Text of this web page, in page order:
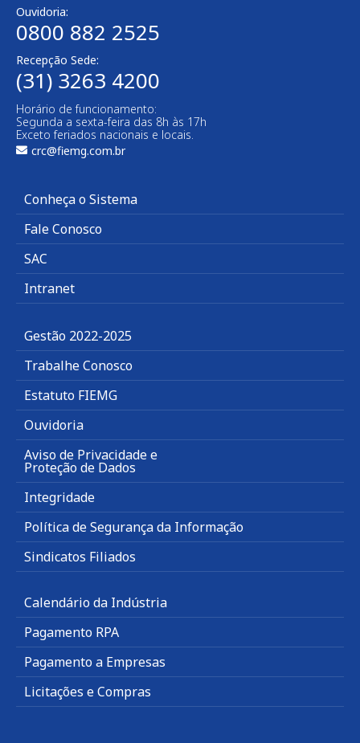
Ouvidoria:
0800 882 2525
Recepção Sede:
(31) 3263 4200
Horário de funcionamento:
Segunda a sexta-feira das 8h às 17h
Exceto feriados nacionais e locais.
crc@fiemg.com.br
Conheça o Sistema
Fale Conosco
SAC
Intranet
Gestão 2022-2025
Trabalhe Conosco
Estatuto FIEMG
Ouvidoria
Aviso de Privacidade e
Proteção de Dados
Integridade
Política de Segurança da Informação
Sindicatos Filiados
Calendário da Indústria
Pagamento RPA
Pagamento a Empresas
Licitações e Compras